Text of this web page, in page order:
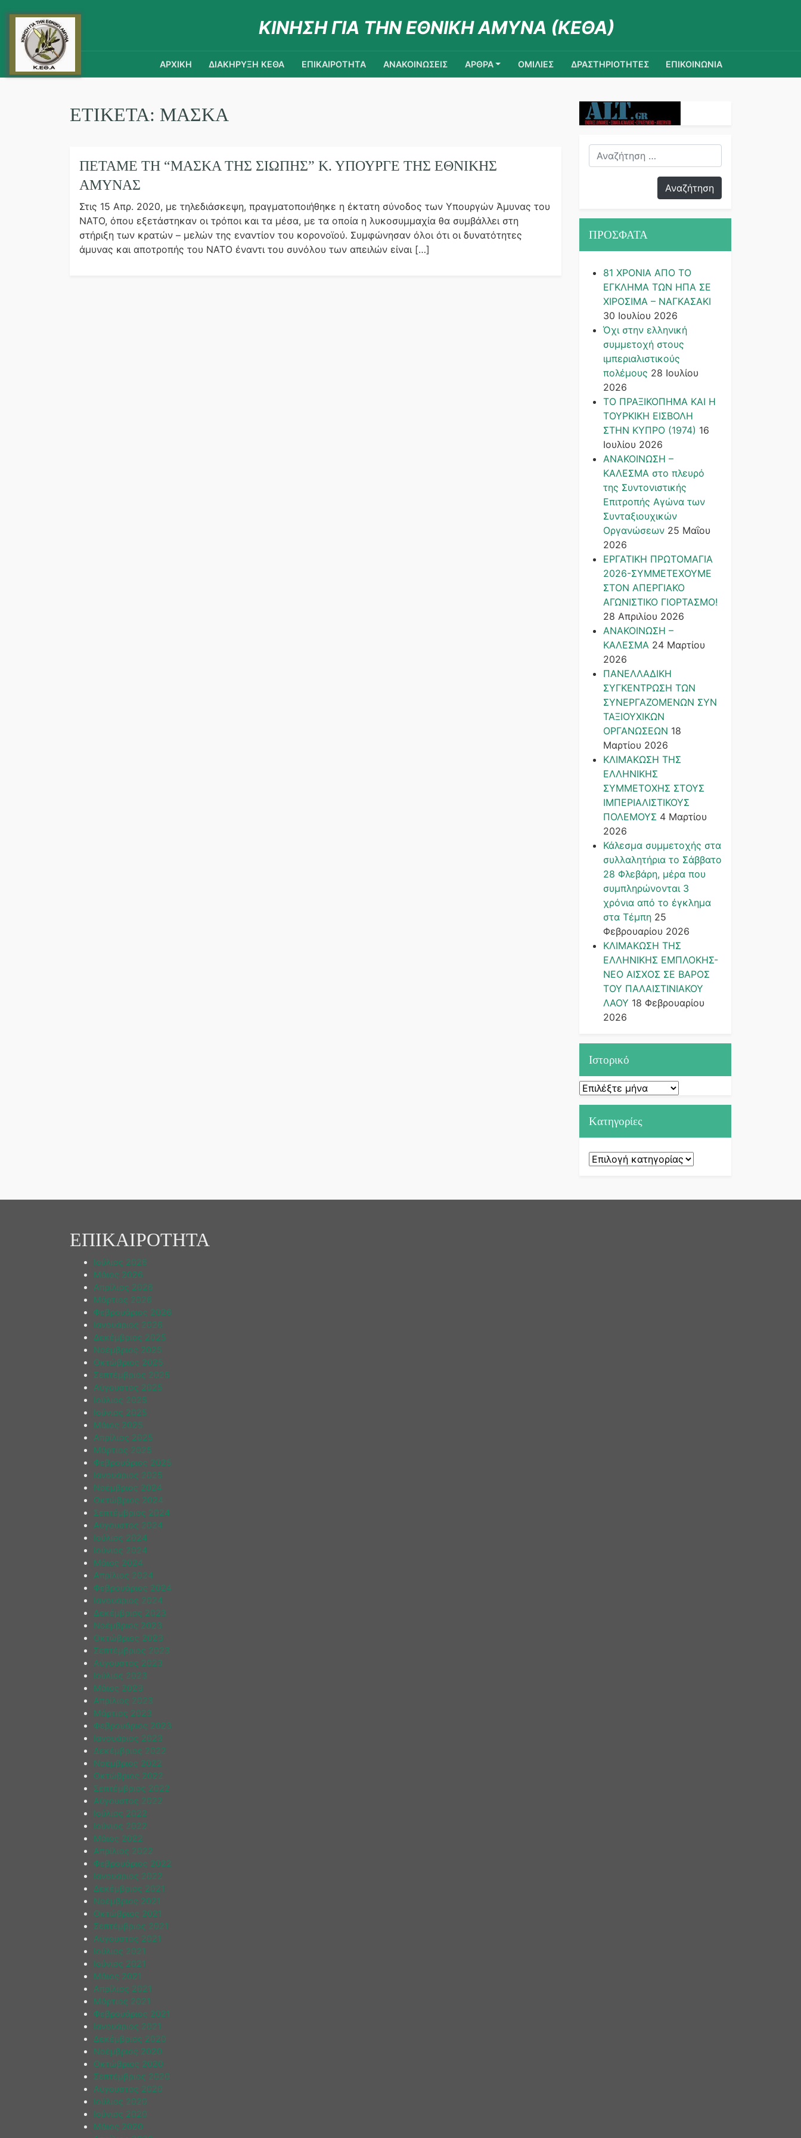
ΚΙΝΗΣΗ ΓΙΑ ΤΗΝ ΕΘΝΙΚΗ ΑΜΥΝΑ (ΚΕΘΑ)
ΑΡΧΙΚΗ ΔΙΑΚΗΡΥΞΗ ΚΕΘΑ ΕΠΙΚΑΙΡΟΤΗΤΑ ΑΝΑΚΟΙΝΩΣΕΙΣ ΑΡΘΡΑ ΟΜΙΛΙΕΣ ΔΡΑΣΤΗΡΙΟΤΗΤΕΣ ΕΠΙΚΟΙΝΩΝΙΑ
ΕΤΙΚΈΤΑ: ΜΆΣΚΑ
ΠΕΤΆΜΕ ΤΗ “ΜΆΣΚΑ ΤΗΣ ΣΙΩΠΉΣ” Κ. ΥΠΟΥΡΓΈ ΤΗΣ ΕΘΝΙΚΉΣ
ΆΜΥΝΑΣ
Στις 15 Απρ. 2020, με τηλεδιάσκεψη, πραγματοποιήθηκε η έκτατη σύνοδος των Υπουργών Άμυνας του
ΝΑΤΟ, όπου εξετάστηκαν οι τρόποι και τα μέσα, με τα οποία η λυκοσυμμαχία θα συμβάλλει στη
στήριξη των κρατών – μελών της εναντίον του κορονοϊού. Συμφώνησαν όλοι ότι οι δυνατότητες
άμυνας και αποτροπής του ΝΑΤΟ έναντι του συνόλου των απειλών είναι […]
ΠΡΟΣΦΑΤΑ
81 ΧΡΟΝΙΑ ΑΠΟ ΤΟ
ΕΓΚΛΗΜΑ ΤΩΝ ΗΠΑ ΣΕ
ΧΙΡΟΣΙΜΑ – ΝΑΓΚΑΣΑΚΙ
30 Ιουλίου 2026
Όχι στην ελληνική
συμμετοχή στους
ιμπεριαλιστικούς
πολέμους 28 Ιουλίου
2026
ΤΟ ΠΡΑΞΙΚΟΠΗΜΑ ΚΑΙ H
ΤΟΥΡΚΙΚΗ ΕΙΣΒΟΛΗ
ΣΤΗΝ ΚΥΠΡΟ (1974) 16
Ιουλίου 2026
ΑΝΑΚΟΙΝΩΣΗ –
ΚΑΛΕΣΜΑ στο πλευρό
της Συντονιστικής
Επιτροπής Αγώνα των
Συνταξιουχικών
Οργανώσεων 25 Μαΐου
2026
ΕΡΓΑΤΙΚΗ ΠΡΩΤΟΜΑΓΙΑ
2026-ΣΥΜΜΕΤΕΧΟΥΜΕ
ΣΤΟΝ ΑΠΕΡΓΙΑΚΟ
ΑΓΩΝΙΣΤΙΚΟ ΓΙΟΡΤΑΣΜΟ!
28 Απριλίου 2026
ΑΝΑΚΟΙΝΩΣΗ –
ΚΑΛΕΣΜΑ 24 Μαρτίου
2026
ΠΑΝΕΛΛΑΔΙΚΗ
ΣΥΓΚΕΝΤΡΩΣΗ ΤΩΝ
ΣΥΝΕΡΓΑΖΟΜΕΝΩΝ ΣΥΝ
ΤΑΞΙΟΥΧΙΚΩΝ
ΟΡΓΑΝΩΣΕΩΝ 18
Μαρτίου 2026
ΚΛΙΜΑΚΩΣΗ ΤΗΣ
ΕΛΛΗΝΙΚΗΣ
ΣΥΜΜΕΤΟΧΗΣ ΣΤΟΥΣ
ΙΜΠΕΡΙΑΛΙΣΤΙΚΟΥΣ
ΠΟΛΕΜΟΥΣ 4 Μαρτίου
2026
Κάλεσμα συμμετοχής στα
συλλαλητήρια το Σάββατο
28 Φλεβάρη, μέρα που
συμπληρώνονται 3
χρόνια από το έγκλημα
στα Τέμπη 25
Φεβρουαρίου 2026
ΚΛΙΜΑΚΩΣΗ ΤΗΣ
ΕΛΛΗΝΙΚΗΣ ΕΜΠΛΟΚΗΣ-
ΝΕΟ ΑΙΣΧΟΣ ΣΕ ΒΑΡΟΣ
ΤΟΥ ΠΑΛΑΙΣΤΙΝΙΑΚΟΥ
ΛΑΟΥ 18 Φεβρουαρίου
2026
Ιστορικό
Ιστορικό
Kατηγορίες
Kατηγορίες
ΕΠΙΚΑΙΡΟΤΗΤΑ
Ιούλιος 2026
Μάιος 2026
Απρίλιος 2026
Μάρτιος 2026
Φεβρουάριος 2026
Ιανουάριος 2026
Δεκέμβριος 2025
Νοέμβριος 2025
Οκτώβριος 2025
Σεπτέμβριος 2025
Αύγουστος 2025
Ιούλιος 2025
Ιούνιος 2025
Μάιος 2025
Απρίλιος 2025
Μάρτιος 2025
Φεβρουάριος 2025
Ιανουάριος 2025
Νοέμβριος 2024
Οκτώβριος 2024
Σεπτέμβριος 2024
Αύγουστος 2024
Ιούλιος 2024
Ιούνιος 2024
Μάιος 2024
Απρίλιος 2024
Φεβρουάριος 2024
Ιανουάριος 2024
Δεκέμβριος 2023
Νοέμβριος 2023
Οκτώβριος 2023
Σεπτέμβριος 2023
Αύγουστος 2023
Ιούλιος 2023
Μάιος 2023
Απρίλιος 2023
Μάρτιος 2023
Φεβρουάριος 2023
Ιανουάριος 2023
Δεκέμβριος 2022
Νοέμβριος 2022
Οκτώβριος 2022
Σεπτέμβριος 2022
Αύγουστος 2022
Ιούλιος 2022
Ιούνιος 2022
Μάιος 2022
Απρίλιος 2022
Φεβρουάριος 2022
Ιανουάριος 2022
Δεκέμβριος 2021
Νοέμβριος 2021
Οκτώβριος 2021
Σεπτέμβριος 2021
Αύγουστος 2021
Ιούλιος 2021
Ιούνιος 2021
Μάιος 2021
Απρίλιος 2021
Μάρτιος 2021
Φεβρουάριος 2021
Ιανουάριος 2021
Δεκέμβριος 2020
Νοέμβριος 2020
Οκτώβριος 2020
Σεπτέμβριος 2020
Αύγουστος 2020
Ιούλιος 2020
Ιούνιος 2020
Μάιος 2020